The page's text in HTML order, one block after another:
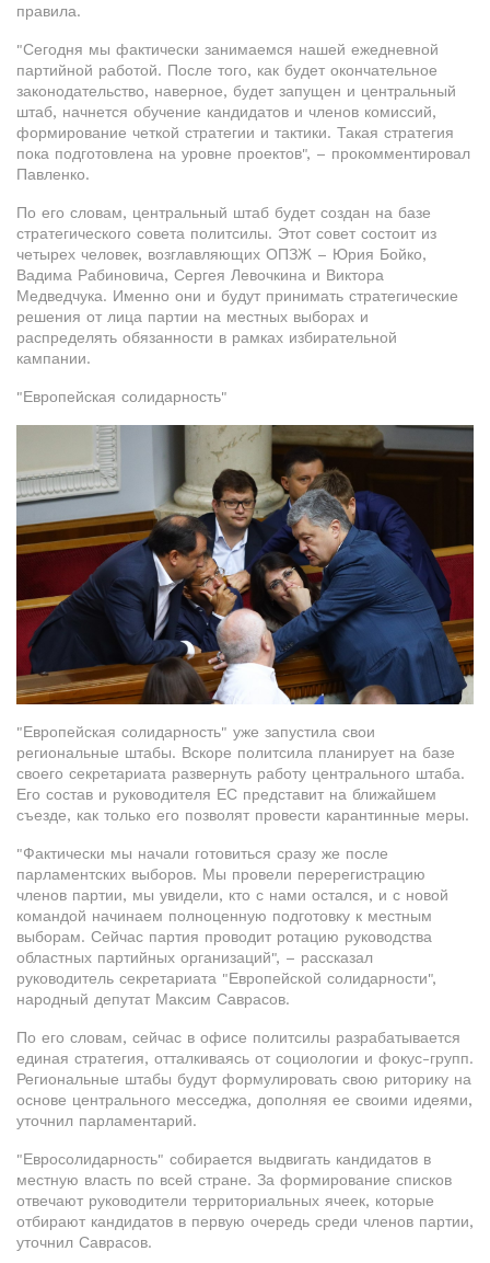
правила.
"Сегодня мы фактически занимаемся нашей ежедневной
партийной работой. После того, как будет окончательное
законодательство, наверное, будет запущен и центральный
штаб, начнется обучение кандидатов и членов комиссий,
формирование четкой стратегии и тактики. Такая стратегия
пока подготовлена на уровне проектов", – прокомментировал
Павленко.
По его словам, центральный штаб будет создан на базе
стратегического совета политсилы. Этот совет состоит из
четырех человек, возглавляющих ОПЗЖ – Юрия Бойко,
Вадима Рабиновича, Сергея Левочкина и Виктора
Медведчука. Именно они и будут принимать стратегические
решения от лица партии на местных выборах и
распределять обязанности в рамках избирательной
кампании.
"Европейская солидарность"
"Европейская солидарность" уже запустила свои
региональные штабы. Вскоре политсила планирует на базе
своего секретариата развернуть работу центрального штаба.
Его состав и руководителя ЕС представит на ближайшем
съезде, как только его позволят провести карантинные меры.
"Фактически мы начали готовиться сразу же после
парламентских выборов. Мы провели перерегистрацию
членов партии, мы увидели, кто с нами остался, и с новой
командой начинаем полноценную подготовку к местным
выборам. Сейчас партия проводит ротацию руководства
областных партийных организаций", – рассказал
руководитель секретариата "Европейской солидарности",
народный депутат Максим Саврасов.
По его словам, сейчас в офисе политсилы разрабатывается
единая стратегия, отталкиваясь от социологии и фокус-групп.
Региональные штабы будут формулировать свою риторику на
основе центрального месседжа, дополняя ее своими идеями,
уточнил парламентарий.
"Евросолидарность" собирается выдвигать кандидатов в
местную власть по всей стране. За формирование списков
отвечают руководители территориальных ячеек, которые
отбирают кандидатов в первую очередь среди членов партии,
уточнил Саврасов.